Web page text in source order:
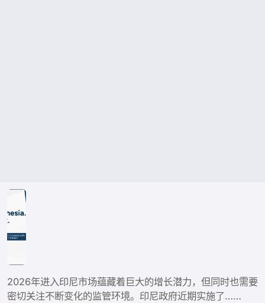
2026年进入印尼市场蕴藏着巨大的增长潜力，但同时也需要
密切关注不断变化的监管环境。印尼政府近期实施了……